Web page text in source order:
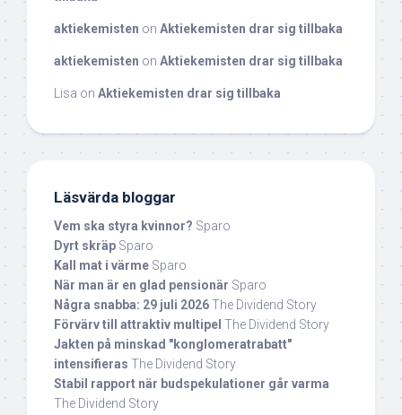
aktiekemisten on Aktiekemisten drar sig tillbaka
aktiekemisten on Aktiekemisten drar sig tillbaka
Lisa on Aktiekemisten drar sig tillbaka
Läsvärda bloggar
Vem ska styra kvinnor? Sparo
Dyrt skräp Sparo
Kall mat i värme Sparo
När man är en glad pensionär Sparo
Några snabba: 29 juli 2026The Dividend Story
Förvärv till attraktiv multipel The Dividend Story
Jakten på minskad "konglomeratrabatt"
intensifieras The Dividend Story
Stabil rapport när budspekulationer går varma
The Dividend Story